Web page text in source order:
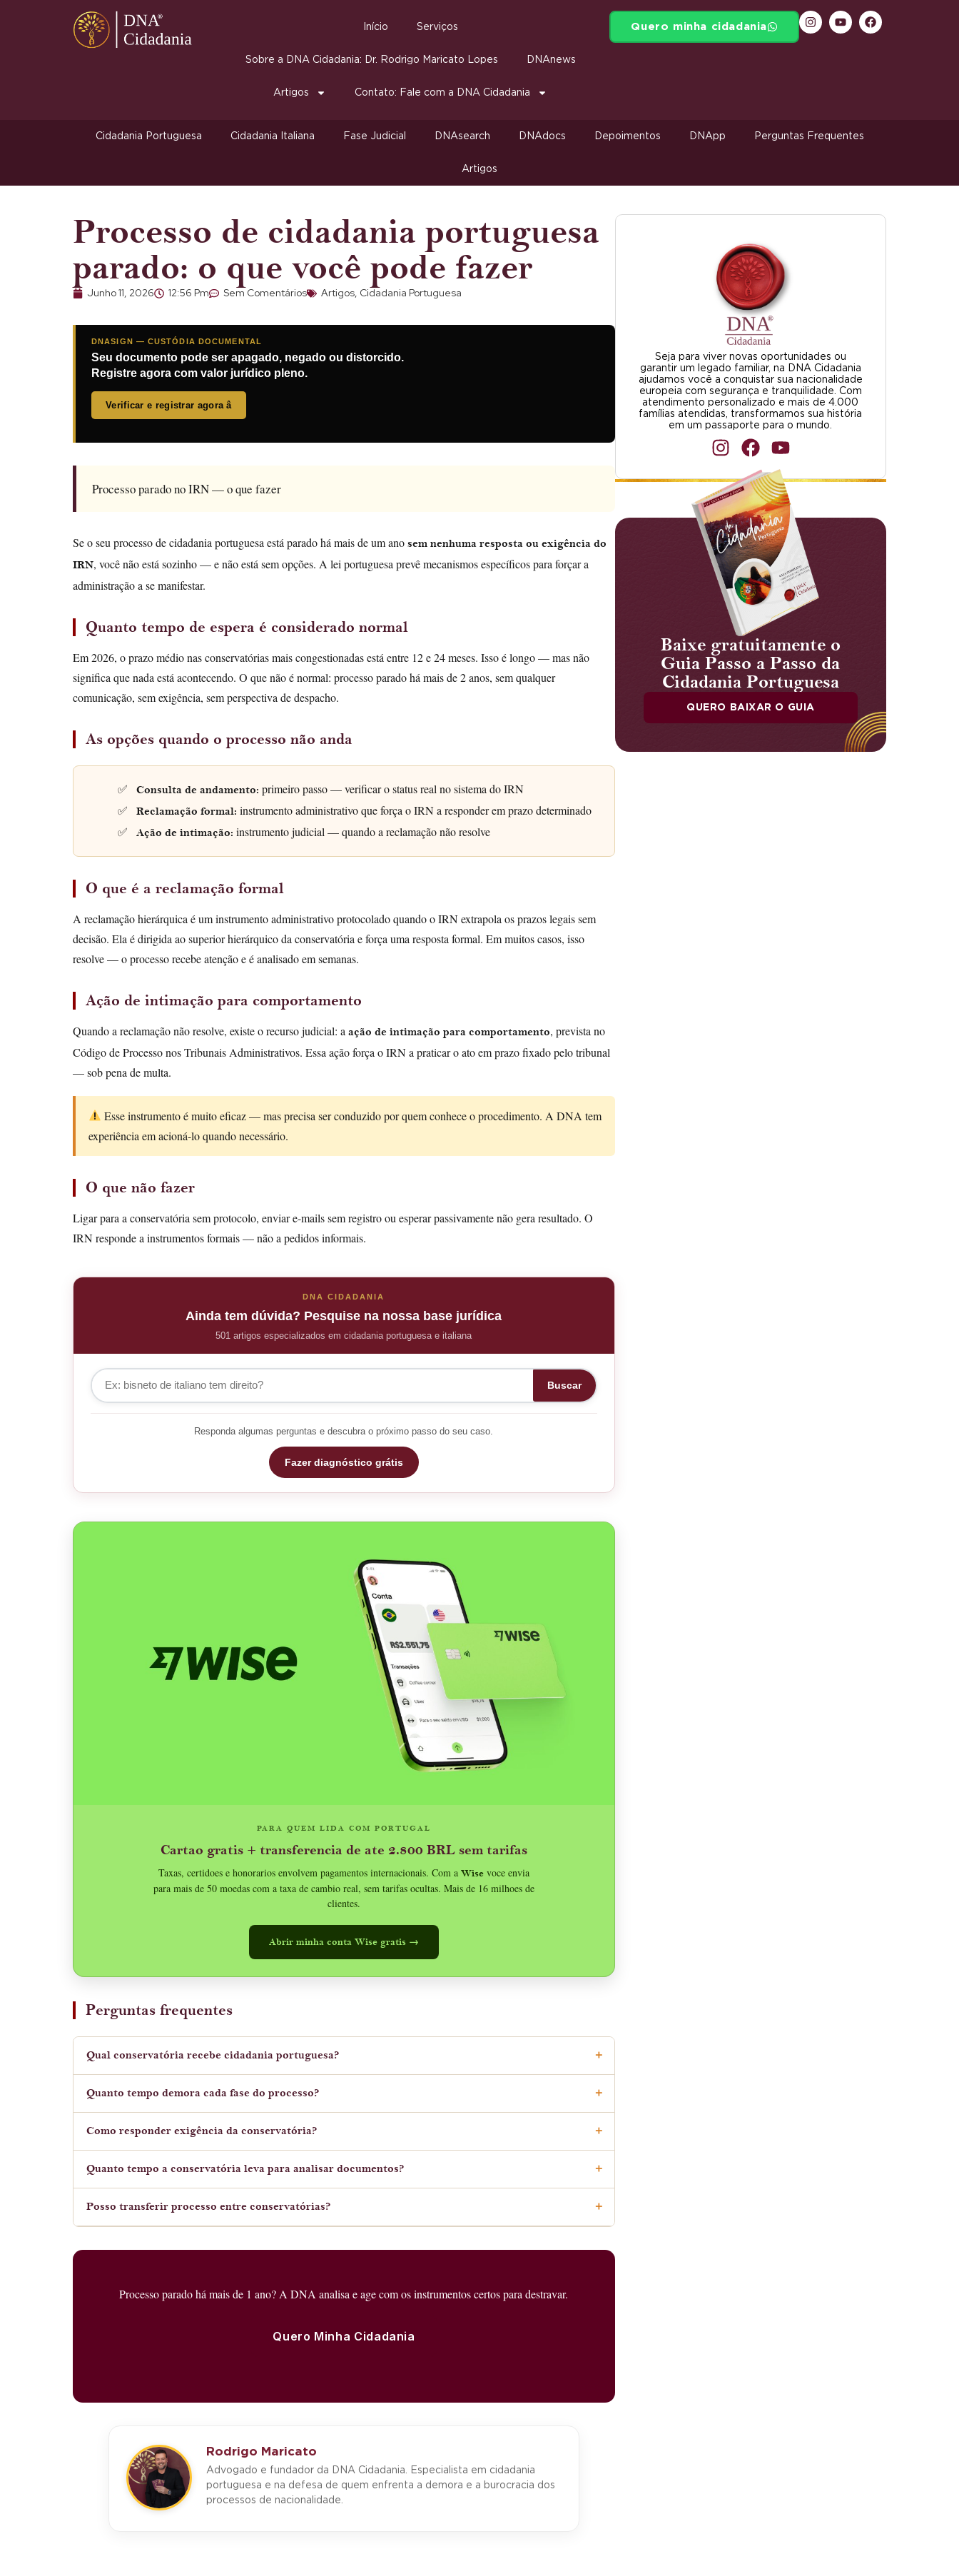
Início Serviços
Sobre a DNA Cidadania: Dr. Rodrigo Maricato Lopes DNAnews
Artigos Contato: Fale com a DNA Cidadania
Quero minha cidadania
Cidadania Portuguesa Cidadania Italiana Fase Judicial DNAsearch DNAdocs Depoimentos DNApp Perguntas Frequentes
Artigos
Processo de cidadania portuguesa
parado: o que você pode fazer
Junho 11, 2026 12:56 Pm Sem Comentários Artigos, Cidadania Portuguesa
DNASIGN — CUSTÓDIA DOCUMENTAL
Seu documento pode ser apagado, negado ou distorcido.
Registre agora com valor jurídico pleno.
Verificar e registrar agora â
Processo parado no IRN — o que fazer
Se o seu processo de cidadania portuguesa está parado há mais de um ano sem nenhuma resposta ou exigência do
IRN, você não está sozinho — e não está sem opções. A lei portuguesa prevê mecanismos específicos para forçar a
administração a se manifestar.
Quanto tempo de espera é considerado normal
Em 2026, o prazo médio nas conservatórias mais congestionadas está entre 12 e 24 meses. Isso é longo — mas não
significa que nada está acontecendo. O que não é normal: processo parado há mais de 2 anos, sem qualquer
comunicação, sem exigência, sem perspectiva de despacho.
As opções quando o processo não anda
Consulta de andamento: primeiro passo — verificar o status real no sistema do IRN
Reclamação formal: instrumento administrativo que força o IRN a responder em prazo determinado
Ação de intimação: instrumento judicial — quando a reclamação não resolve
O que é a reclamação formal
A reclamação hierárquica é um instrumento administrativo protocolado quando o IRN extrapola os prazos legais sem
decisão. Ela é dirigida ao superior hierárquico da conservatória e força uma resposta formal. Em muitos casos, isso
resolve — o processo recebe atenção e é analisado em semanas.
Ação de intimação para comportamento
Quando a reclamação não resolve, existe o recurso judicial: a ação de intimação para comportamento, prevista no
Código de Processo nos Tribunais Administrativos. Essa ação força o IRN a praticar o ato em prazo fixado pelo tribunal
— sob pena de multa.
Esse instrumento é muito eficaz — mas precisa ser conduzido por quem conhece o procedimento. A DNA tem
experiência em acioná-lo quando necessário.
O que não fazer
Ligar para a conservatória sem protocolo, enviar e-mails sem registro ou esperar passivamente não gera resultado. O
IRN responde a instrumentos formais — não a pedidos informais.
DNA CIDADANIA
Ainda tem dúvida? Pesquise na nossa base jurídica
501 artigos especializados em cidadania portuguesa e italiana
Buscar
Responda algumas perguntas e descubra o próximo passo do seu caso.
Fazer diagnóstico grátis
PARA QUEM LIDA COM PORTUGAL
Cartao gratis + transferencia de ate 2.800 BRL sem tarifas
Taxas, certidoes e honorarios envolvem pagamentos internacionais. Com a Wisevoce envia
para mais de 50 moedas com a taxa de cambio real, sem tarifas ocultas. Mais de 16 milhoes de
clientes.
Abrir minha conta Wise gratis →
Perguntas frequentes
Qual conservatória recebe cidadania portuguesa?
Quanto tempo demora cada fase do processo?
Como responder exigência da conservatória?
Quanto tempo a conservatória leva para analisar documentos?
Posso transferir processo entre conservatórias?
Processo parado há mais de 1 ano? A DNA analisa e age com os instrumentos certos para destravar.
Quero Minha Cidadania
Rodrigo Maricato
Advogado e fundador da DNA Cidadania. Especialista em cidadania
portuguesa e na defesa de quem enfrenta a demora e a burocracia dos
processos de nacionalidade.
Seja para viver novas oportunidades ou
garantir um legado familiar, na DNA Cidadania
ajudamos você a conquistar sua nacionalidade
europeia com segurança e tranquilidade. Com
atendimento personalizado e mais de 4.000
famílias atendidas, transformamos sua história
em um passaporte para o mundo.
Baixe gratuitamente o
Guia Passo a Passo da
Cidadania Portuguesa
QUERO BAIXAR O GUIA